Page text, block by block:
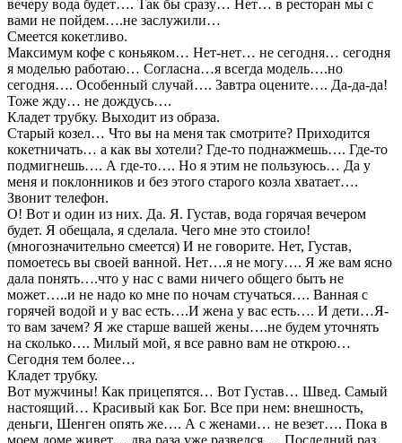
вечеру вода будет…. Так бы сразу… Нет… в ресторан мы с
вами не пойдем….не заслужили…
Смеется кокетливо.
Максимум кофе с коньяком… Нет-нет… не сегодня… сегодня
я моделью работаю… Согласна…я всегда модель….но
сегодня…. Особенный случай…. Завтра оцените…. Да-да-да!
Тоже жду… не дождусь….
Кладет трубку. Выходит из образа.
Старый козел… Что вы на меня так смотрите? Приходится
кокетничать… а как вы хотели? Где-то поднажмешь…. Где-то
подмигнешь…. А где-то…. Но я этим не пользуюсь… Да у
меня и поклонников и без этого старого козла хватает….
Звонит телефон.
О! Вот и один из них. Да. Я. Густав, вода горячая вечером
будет. Я обещала, я сделала. Чего мне это стоило!
(многозначительно смеется) И не говорите. Нет, Густав,
помоетесь вы своей ванной. Нет….я не могу…. Я же вам ясно
дала понять….что у нас с вами ничего общего быть не
может…..и не надо ко мне по ночам стучаться…. Ванная с
горячей водой и у вас есть….И жена у вас есть…. И дети…Я-
то вам зачем? Я же старше вашей жены….не будем уточнять
на сколько…. Милый мой, я все равно вам не открою…
Сегодня тем более…
Кладет трубку.
Вот мужчины! Как прицепятся… Вот Густав… Швед. Самый
настоящий… Красивый как Бог. Все при нем: внешность,
деньги, Шенген опять же…. А с женами… не везет…. Пока в
моем доме живет… два раза уже развелся…. Последний раз